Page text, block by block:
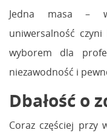
Jedna masa –
uniwersalność czyni
wyborem dla
niezawodność i
Dbałość o
Coraz częściej przy